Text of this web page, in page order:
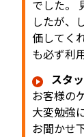
でした。
したが、
価してく
も必ず利
スタ
お客様の
大変勉強
お聞かせ